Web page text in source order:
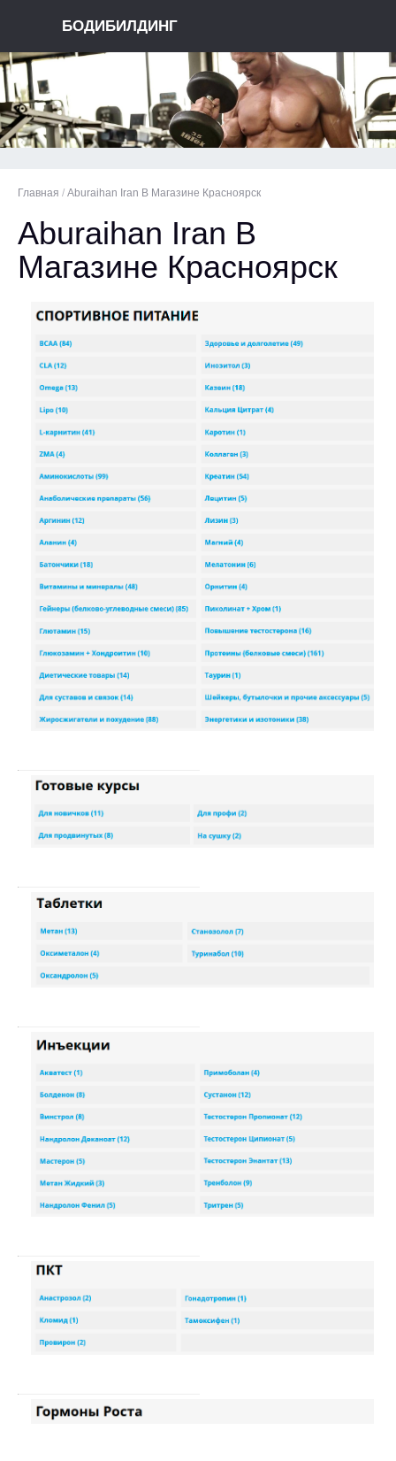
БОДИБИЛДИНГ
Главная / Aburaihan Iran В Магазине Красноярск
Aburaihan Iran В
Магазине Красноярск